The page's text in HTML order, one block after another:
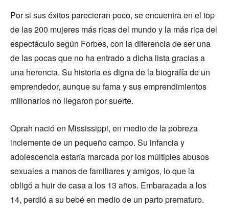
Por si sus éxitos parecieran poco, se encuentra en el top
de las 200 mujeres más ricas del mundo y la más rica del
espectáculo según Forbes, con la diferencia de ser una
de las pocas que no ha entrado a dicha lista gracias a
una herencia. Su historia es digna de la biografía de un
emprendedor, aunque su fama y sus emprendimientos
millonarios no llegaron por suerte.
Oprah nació en Mississippi, en medio de la pobreza
inclemente de un pequeño campo. Su infancia y
adolescencia estaría marcada por los múltiples abusos
sexuales a manos de familiares y amigos, lo que la
obligó a huir de casa a los 13 años. Embarazada a los
14, perdió a su bebé en medio de un parto prematuro.